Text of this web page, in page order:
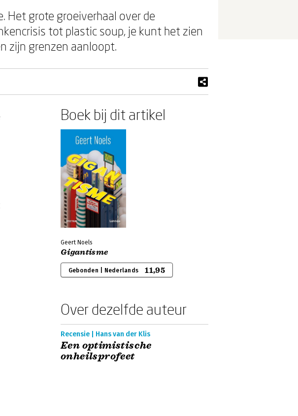
Het grote groeiverhaal over de
tot plastic soup, je kunt het zien
zijn grenzen aanloopt.
Boek bij dit artikel
Geert Noels
Gigantisme
Gebonden | Nederlands 11,95
Over dezelfde auteur
Recensie | Hans van der Klis
Een optimistische
onheilsprofeet